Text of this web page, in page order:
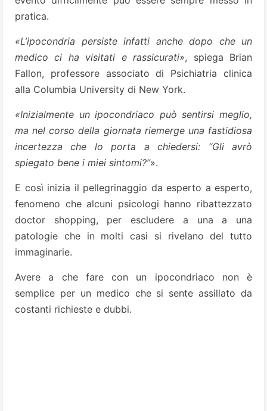
pratica.
«L’ipocondria persiste infatti anche dopo che un
medico ci ha visitati e rassicurati», spiega Brian
Fallon, professore associato di Psichiatria clinica
alla Columbia University di New York.
«Inizialmente un ipocondriaco può sentirsi meglio,
ma nel corso della giornata riemerge una fastidiosa
incertezza che lo porta a chiedersi: “Gli avrò
spiegato bene i miei sintomi?”».
E così inizia il pellegrinaggio da esperto a esperto,
fenomeno che alcuni psicologi hanno ribattezzato
doctor shopping, per escludere a una a una
patologie che in molti casi si rivelano del tutto
immaginarie.
Avere a che fare con un ipocondriaco non è
semplice per un medico che si sente assillato da
costanti richieste e dubbi.